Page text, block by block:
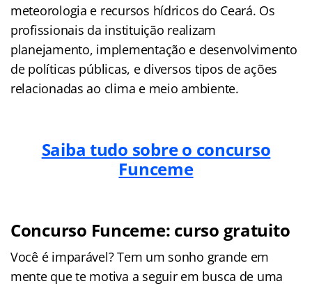
meteorologia e recursos hídricos do Ceará. Os
profissionais da instituição realizam
planejamento, implementação e desenvolvimento
de políticas públicas, e diversos tipos de ações
relacionadas ao clima e meio ambiente.
Saiba tudo sobre o concurso
Funceme
Concurso Funceme: curso gratuito
Você é imparável? Tem um sonho grande em
mente que te motiva a seguir em busca de uma